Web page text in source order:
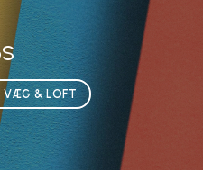
VÆG & LOFT